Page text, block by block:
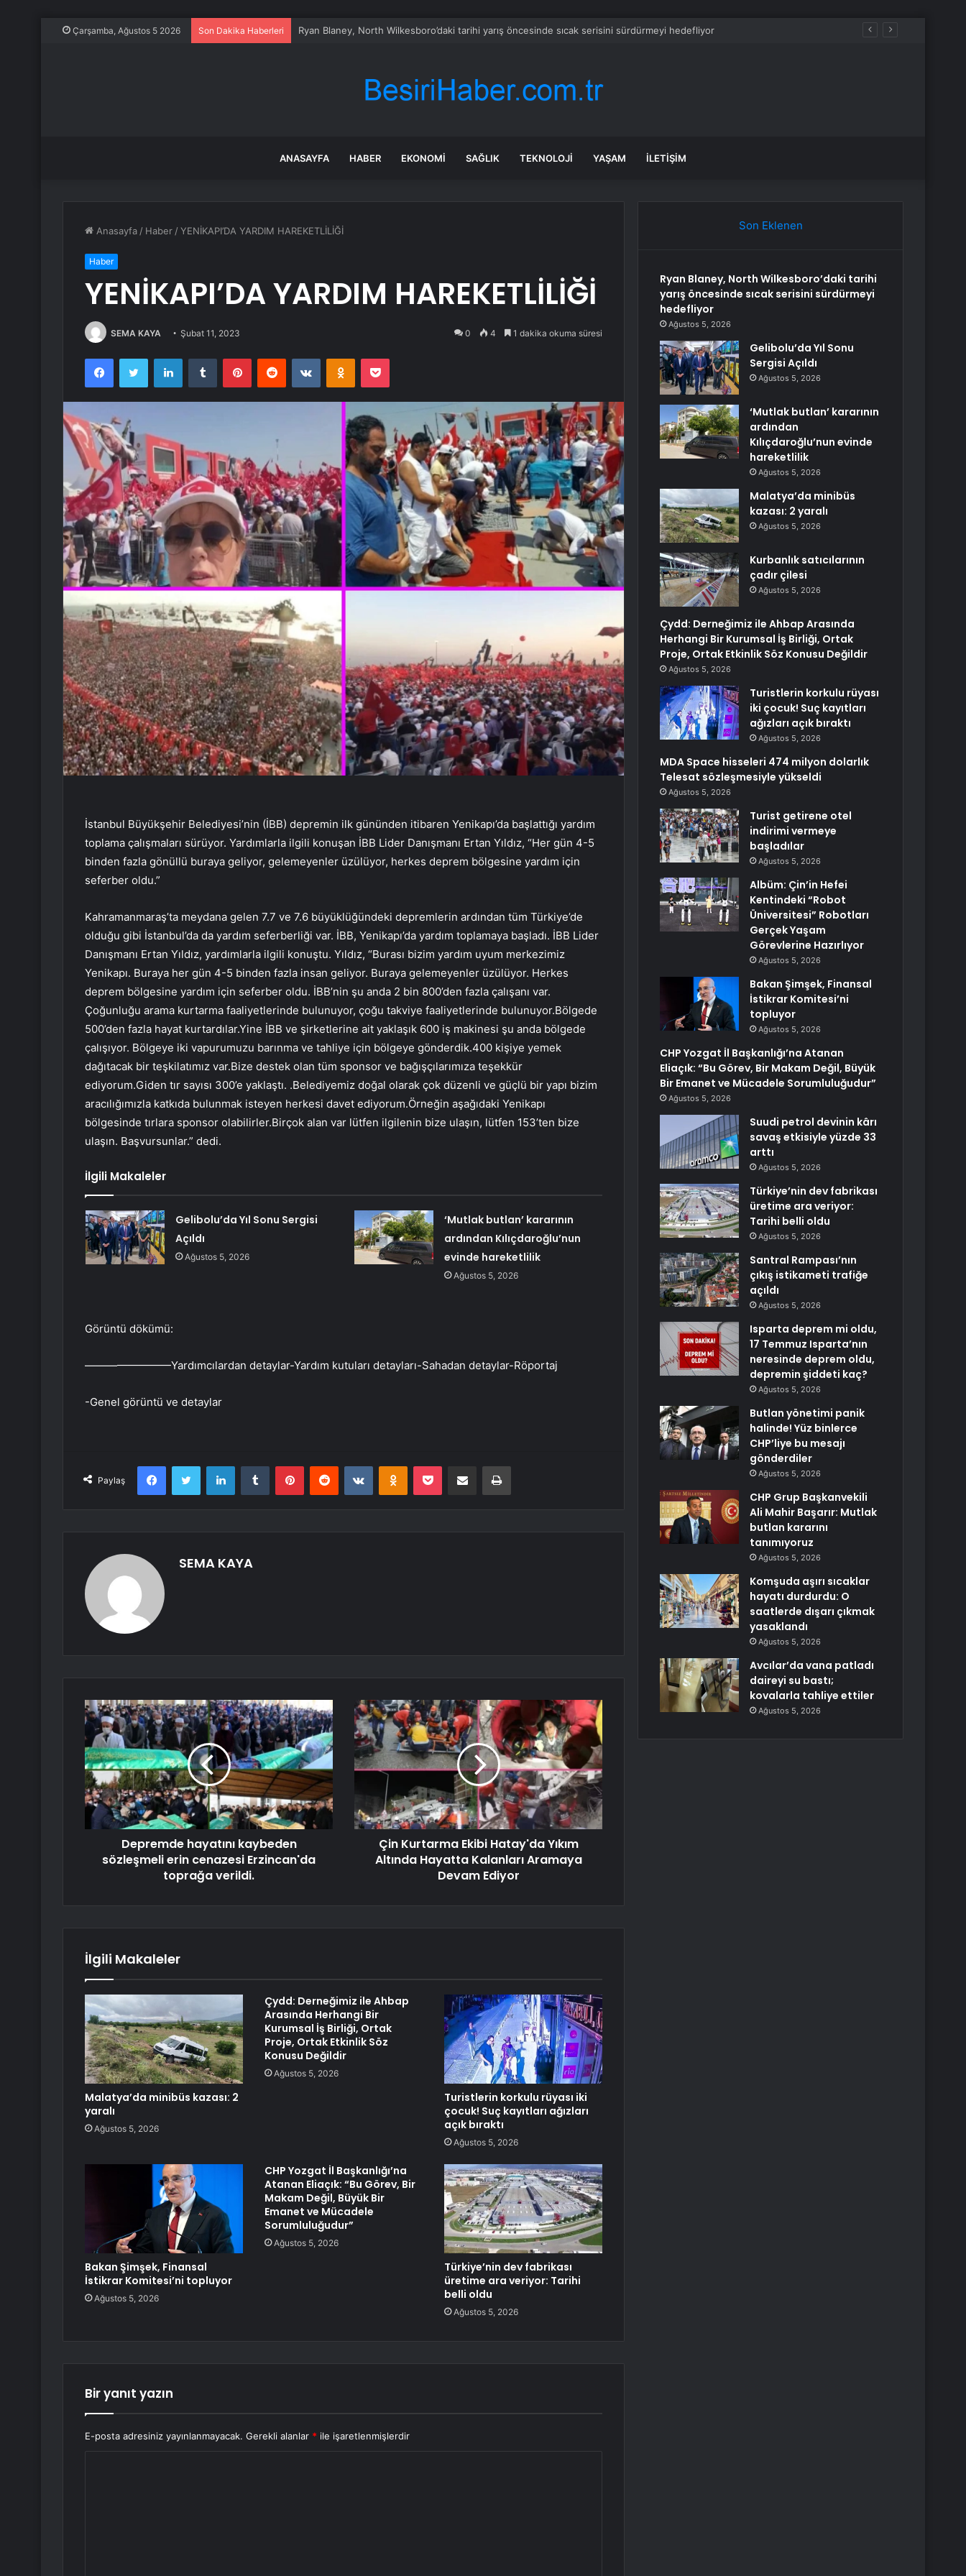
Çarşamba, Ağustos 5 2026 Son Dakika Haberleri Gelibolu’da Yıl Sonu Sergisi Açıldı
ANASAYFA HABER EKONOMI SAĞLIK TEKNOLOJI YAŞAM İLETIŞIM
Anasayfa / Haber /YENİKAPI’DA YARDIM HAREKETLİLİĞİ
Haber
YENİKAPI’DA YARDIM HAREKETLİLİĞİ
SEMA KAYA Şubat 11, 2023 0 4 1 dakika okuma süresi
FacebookTwitter LinkedInTumblr PinterestReddit VKontakteOdnoklassniki
Pocket
İstanbul Büyükşehir Belediyesi’nin (İBB) depremin ilk gününden itibaren Yenikapı’da başlattığı yardım
toplama çalışmaları sürüyor. Yardımlarla ilgili konuşan İBB Lider Danışmanı Ertan Yıldız, “Her gün 4-5
binden fazla gönüllü buraya geliyor, gelemeyenler üzülüyor, herkes deprem bölgesine yardım için
seferber oldu.”
Kahramanmaraş’ta meydana gelen 7.7 ve 7.6 büyüklüğündeki depremlerin ardından tüm Türkiye’de
olduğu gibi İstanbul’da da yardım seferberliği var. İBB, Yenikapı’da yardım toplamaya başladı. İBB Lider
Danışmanı Ertan Yıldız, yardımlarla ilgili konuştu. Yıldız, “Burası bizim yardım uyum merkezimiz
Yenikapı. Buraya her gün 4-5 binden fazla insan geliyor. Buraya gelemeyenler üzülüyor. Herkes
deprem bölgesine yardım için seferber oldu. İBB’nin şu anda 2 bin 800’den fazla çalışanı var.
Çoğunluğu arama kurtarma faaliyetlerinde bulunuyor, çoğu takviye faaliyetlerinde bulunuyor.Bölgede
500’den fazla hayat kurtardılar.Yine İBB ve şirketlerine ait yaklaşık 600 iş makinesi şu anda bölgede
çalışıyor. Bölgeye iki vapurumuzu barınma ve tahliye için bölgeye gönderdik.400 kişiye yemek
dağıtacak bir teşkilatımız var.Bize destek olan tüm sponsor ve bağışçılarımıza teşekkür
ediyorum.Giden tır sayısı 300’e yaklaştı. .Belediyemiz doğal olarak çok düzenli ve güçlü bir yapı bizim
aracılığımızla katkıda bulunmak isteyen herkesi davet ediyorum.Örneğin aşağıdaki Yenikapı
bölgesinde tırlara sponsor olabilirler.Birçok alan var lütfen ilgilenin bize ulaşın, lütfen 153’ten bize
ulaşın. Başvursunlar.” dedi.
İlgili Makaleler
Gelibolu’da Yıl Sonu Sergisi
Açıldı
Ağustos 5, 2026
‘Mutlak butlan’ kararının
ardından Kılıçdaroğlu’nun
evinde hareketlilik
Ağustos 5, 2026
Görüntü dökümü:
————————Yardımcılardan detaylar-Yardım kutuları detayları-Sahadan detaylar-Röportaj
-Genel görüntü ve detaylar
Paylaş
FacebookTwitter LinkedInTumblr PinterestReddit VKontakteOdnoklassniki
Pocket E-Posta ile paylaş Yazdır
SEMA KAYA
Depremde hayatını kaybeden
sözleşmeli erin cenazesi Erzincan'da
toprağa verildi.
Çin Kurtarma Ekibi Hatay'da Yıkım
Altında Hayatta Kalanları Aramaya
Devam Ediyor
İlgili Makaleler
Malatya’da minibüs kazası: 2
yaralı
Ağustos 5, 2026
Çydd: Derneğimiz ile Ahbap
Arasında Herhangi Bir
Kurumsal İş Birliği, Ortak
Proje, Ortak Etkinlik Söz
Konusu Değildir
Ağustos 5, 2026
Turistlerin korkulu rüyası iki
çocuk! Suç kayıtları ağızları
açık bıraktı
Ağustos 5, 2026
Bakan Şimşek, Finansal
İstikrar Komitesi’ni topluyor
Ağustos 5, 2026
CHP Yozgat İl Başkanlığı’na
Atanan Eliaçık: “Bu Görev, Bir
Makam Değil, Büyük Bir
Emanet ve Mücadele
Sorumluluğudur”
Ağustos 5, 2026
Türkiye’nin dev fabrikası
üretime ara veriyor: Tarihi
belli oldu
Ağustos 5, 2026
Bir yanıt yazın
E-posta adresiniz yayınlanmayacak. Gerekli alanlar * ile işaretlenmişlerdir
Son Eklenen
Ryan Blaney, North Wilkesboro’daki tarihi
yarış öncesinde sıcak serisini sürdürmeyi
hedefliyor
Ağustos 5, 2026
Gelibolu’da Yıl Sonu
Sergisi Açıldı
Ağustos 5, 2026
‘Mutlak butlan’ kararının
ardından
Kılıçdaroğlu’nun evinde
hareketlilik
Ağustos 5, 2026
Malatya’da minibüs
kazası: 2 yaralı
Ağustos 5, 2026
Kurbanlık satıcılarının
çadır çilesi
Ağustos 5, 2026
Çydd: Derneğimiz ile Ahbap Arasında
Herhangi Bir Kurumsal İş Birliği, Ortak
Proje, Ortak Etkinlik Söz Konusu Değildir
Ağustos 5, 2026
Turistlerin korkulu rüyası
iki çocuk! Suç kayıtları
ağızları açık bıraktı
Ağustos 5, 2026
MDA Space hisseleri 474 milyon dolarlık
Telesat sözleşmesiyle yükseldi
Ağustos 5, 2026
Turist getirene otel
indirimi vermeye
başladılar
Ağustos 5, 2026
Albüm: Çin’in Hefei
Kentindeki “Robot
Üniversitesi” Robotları
Gerçek Yaşam
Görevlerine Hazırlıyor
Ağustos 5, 2026
Bakan Şimşek, Finansal
İstikrar Komitesi’ni
topluyor
Ağustos 5, 2026
CHP Yozgat İl Başkanlığı’na Atanan
Eliaçık: “Bu Görev, Bir Makam Değil, Büyük
Bir Emanet ve Mücadele Sorumluluğudur”
Ağustos 5, 2026
Suudi petrol devinin kârı
savaş etkisiyle yüzde 33
arttı
Ağustos 5, 2026
Türkiye’nin dev fabrikası
üretime ara veriyor:
Tarihi belli oldu
Ağustos 5, 2026
Santral Rampası’nın
çıkış istikameti trafiğe
açıldı
Ağustos 5, 2026
Isparta deprem mi oldu,
17 Temmuz Isparta’nın
neresinde deprem oldu,
depremin şiddeti kaç?
Ağustos 5, 2026
Butlan yönetimi panik
halinde! Yüz binlerce
CHP’liye bu mesajı
gönderdiler
Ağustos 5, 2026
CHP Grup Başkanvekili
Ali Mahir Başarır: Mutlak
butlan kararını
tanımıyoruz
Ağustos 5, 2026
Komşuda aşırı sıcaklar
hayatı durdurdu: O
saatlerde dışarı çıkmak
yasaklandı
Ağustos 5, 2026
Avcılar’da vana patladı
daireyi su bastı;
kovalarla tahliye ettiler
Ağustos 5, 2026